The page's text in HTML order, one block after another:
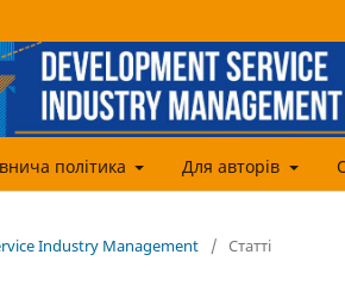
політика Для авторів
Industry Management / Статті